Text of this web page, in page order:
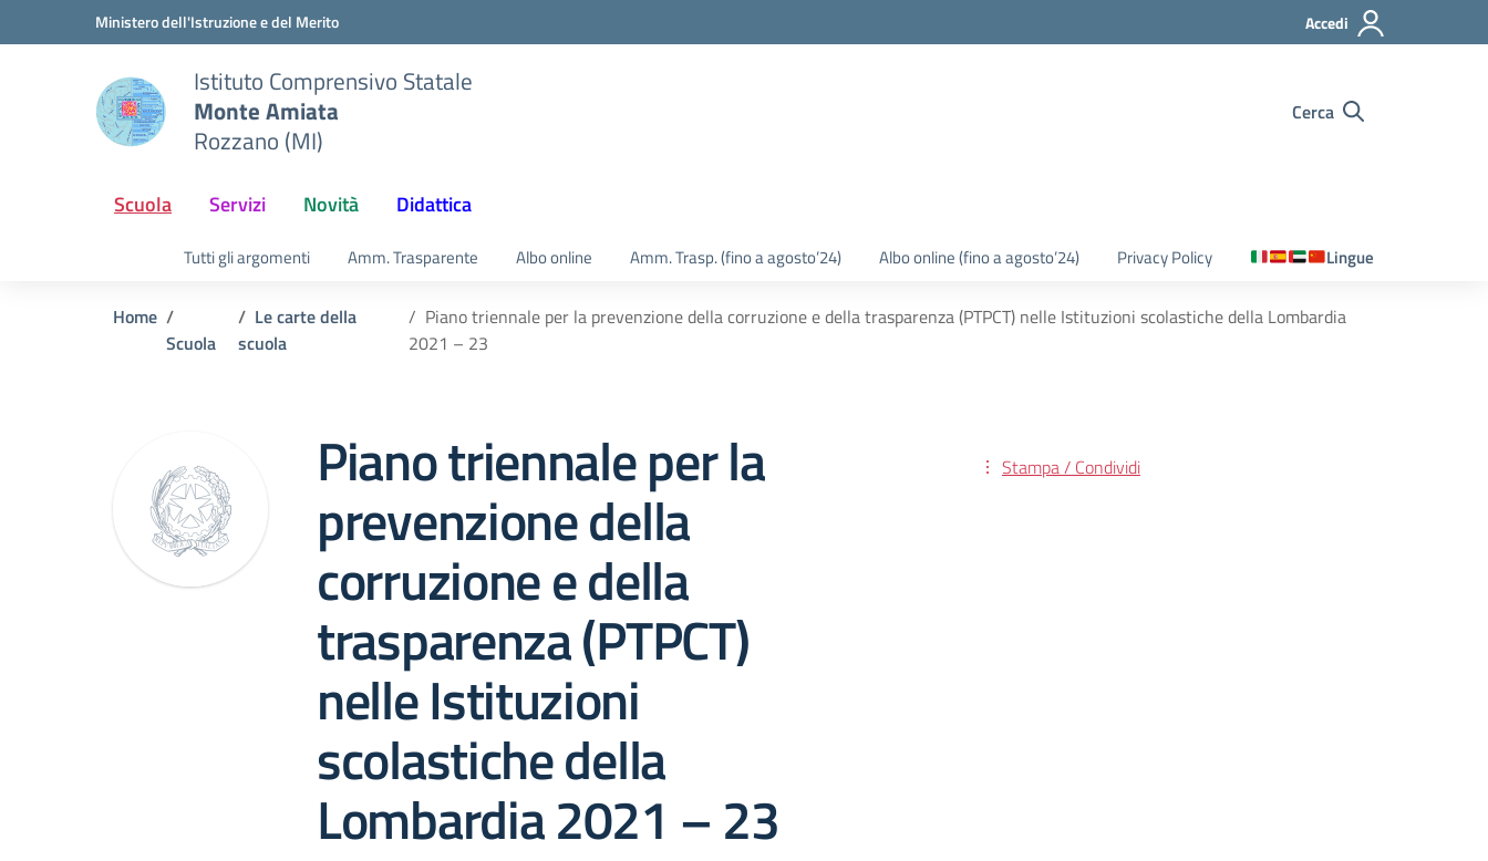
Vai ai contenuti
Vai al menu di navigazioneMinistero dell'Istruzione e del Merito Accedi
Istituto Comprensivo Statale
Monte Amiata
Rozzano (MI)
Cerca
Scuola Servizi Novità Didattica
Tutti gli argomenti Amm. Trasparente Albo online Amm. Trasp. (fino a agosto’24) Albo online (fino a agosto’24) Privacy Policy Lingue
Home
Scuola
Le carte della
scuola
Piano triennale per la prevenzione della corruzione e della trasparenza (PTPCT) nelle Istituzioni scolastiche della Lombardia
2021 – 23
Piano triennale per la
prevenzione della
corruzione e della
trasparenza (PTPCT)
nelle Istituzioni
scolastiche della
Lombardia 2021 – 23
Stampa / Condividi